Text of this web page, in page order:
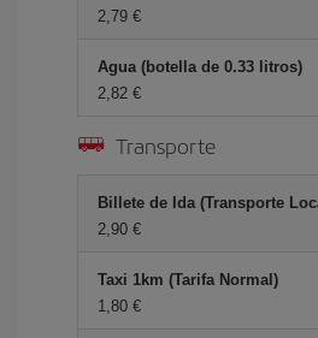
2,79
Agua (botella de 0.33 litros)
2,82
Transporte
Billete de Ida (Transporte
2,90
Taxi 1km (Tarifa Normal)
1,80